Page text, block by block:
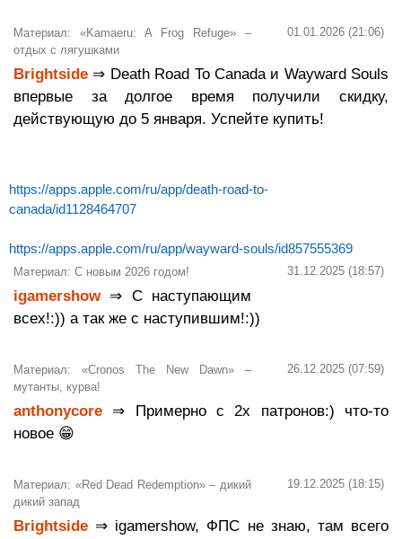
01.01.2026 (21:06)
Материал: «Kamaeru: A Frog Refuge» –
отдых с лягушками
Brightside ⇒ Death Road To Canada и Wayward Souls
впервые за долгое время получили скидку,
действующую до 5 января. Успейте купить!
https://apps.apple.com/ru/app/death-road-to-
canada/id1128464707
https://apps.apple.com/ru/app/wayward-souls/id857555369
31.12.2025 (18:57)
Материал: С новым 2026 годом!
igamershow⇒ С наступающим
всех!:)) а так же с наступившим!:))
26.12.2025 (07:59)
Материал: «Cronos The New Dawn» –
мутанты, курва!
anthonycore ⇒ Примерно с 2х патронов:) что-то
новое 😁
19.12.2025 (18:15)
Материал: «Red Dead Redemption» – дикий
дикий запад
Brightside ⇒ igamershow, ФПС не знаю, там всего